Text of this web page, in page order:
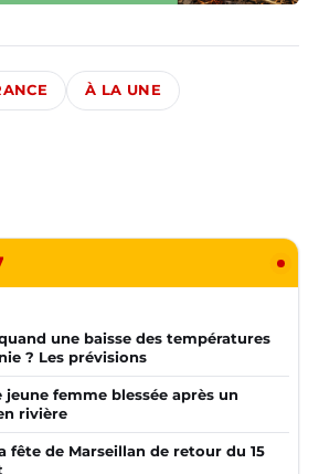
À LA UNE
une baisse des températures
? Les prévisions
jeune femme blessée après un
rivière
fête de Marseillan de retour du 15